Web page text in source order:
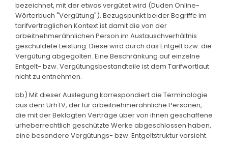
bezeichnet, mit der etwas vergütet wird (Duden Online-
Wörterbuch "Vergütung"). Bezugspunkt beider Begriffe im
tarifvertraglichen Kontext ist damit die von der
arbeitnehmerähnlichen Person im Austauschverhältnis
geschuldete Leistung. Diese wird durch das Entgelt bzw. die
Vergütung abgegolten. Eine Beschränkung auf einzelne
Entgelt- bzw. Vergütungsbestandteile ist dem Tarifwortlaut
nicht zu entnehmen.
bb) Mit dieser Auslegung korrespondiert die Terminologie
aus dem UrhTV, der für arbeitnehmerähnliche Personen,
die mit der Beklagten Verträge über von ihnen geschaffene
urheberrechtlich geschützte Werke abgeschlossen haben,
eine besondere Vergütungs- bzw. Entgeltstruktur vorsieht.